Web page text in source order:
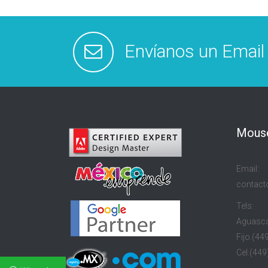
Envíanos un Email
Email:
Tels: